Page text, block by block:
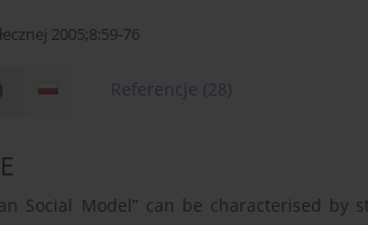
2005;8:59-76
Referencje (28)
Social Model” can be characterised